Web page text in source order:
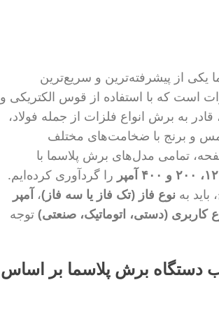
یکی از پیشرفته‌ترین و سریع‌ترین
است که با استفاده از قوس الکتریکی و
قادر به برش انواع فلزات از جمله فولاد،
مس و برنج با ضخامت‌های مختلف
تمامی مدل‌های برش پلاسما با
را گردآوری کرده‌ایم.
به نوع فاز (تک فاز یا سه فاز)،آمپر
کاربری (دستی، اتوماتیک، صنعتی) توجه
دستگاه برش پلاسما بر اساس